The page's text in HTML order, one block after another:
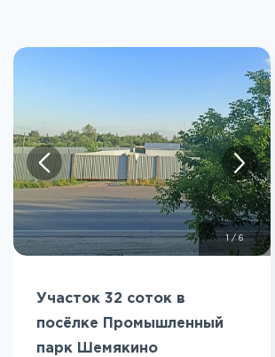
1/6
Участок 32 соток в
посёлке Промышленный
парк Шемякино